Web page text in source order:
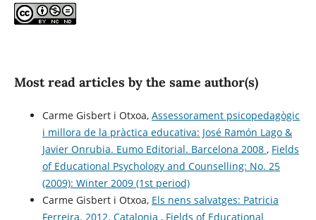
Most read articles by the same author(s)
Carme Gisbert i Otxoa, Assessorament psicopedagògic
i millora de la pràctica educativa: José Ramón Lago &
Javier Onrubia. Eumo Editorial. Barcelona 2008 , Fields
of Educational Psychology and Counselling: No. 25
(2009): Winter 2009 (1st period)
Carme Gisbert i Otxoa, Els nens salvatges: Patricia
Ferreira. 2012. Catalonia , Fields of Educational